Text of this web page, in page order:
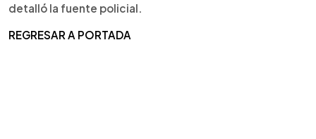
detalló la fuente policial.
REGRESAR A PORTADA